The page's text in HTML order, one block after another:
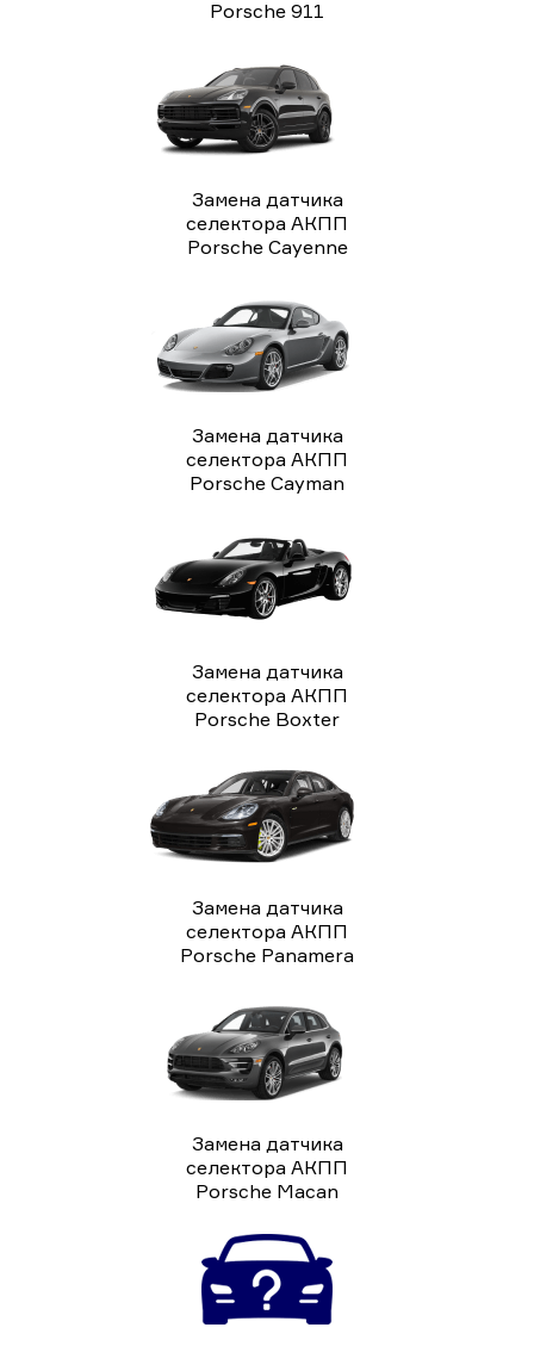
Porsche 911
Замена датчика
селектора АКПП
Porsche Cayenne
Замена датчика
селектора АКПП
Porsche Cayman
Замена датчика
селектора АКПП
Porsche Boxter
Замена датчика
селектора АКПП
Porsche Panamera
Замена датчика
селектора АКПП
Porsche Macan